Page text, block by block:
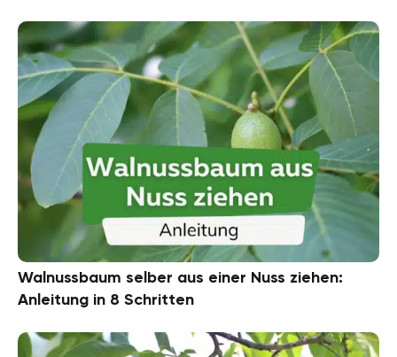
Walnussbaum selber aus einer Nuss ziehen:
Anleitung in 8 Schritten